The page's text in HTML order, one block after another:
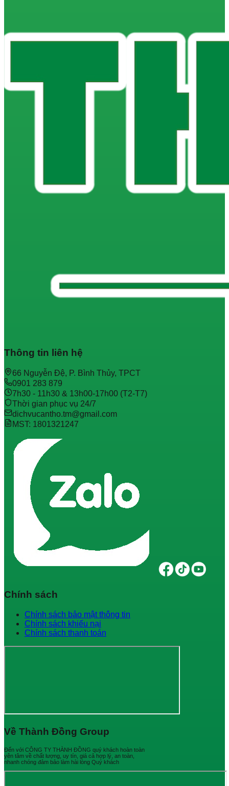
Thông tin liên hệ
66 Nguyễn Đệ, P. Bình Thủy, TPCT
0901 283 879
7h30 - 11h30 & 13h00-17h00 (T2-T7)
Thời gian phục vụ 24/7
dichvucantho.tm@gmail.com
MST: 1801321247
Chính sách
Chính sách bảo mật thông tin
Chính sách khiếu nại
Chính sách thanh toán
Về Thành Đồng Group
Đến với CÔNG TY THÀNH ĐỒNG quý khách hoàn toàn
yên tâm về chất lượng, uy tín, giá cả hợp lý, an toàn,
nhanh chóng đảm bảo làm hài lòng Quý khách